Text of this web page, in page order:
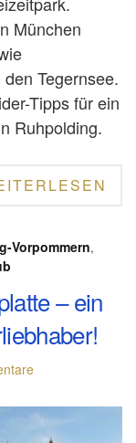
München
Tegernsee.
Tipps für ein
Ruhpolding.
Vorpommern,
– ein